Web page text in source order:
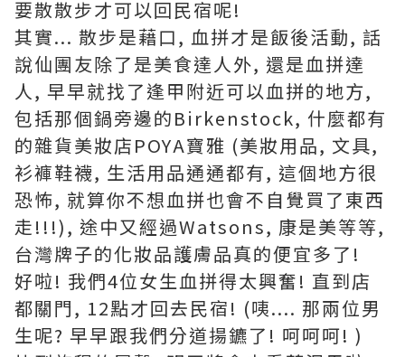
要散散步才可以回民宿呢!
其實... 散步是藉口, 血拼才是飯後活動, 話
說仙團友除了是美食達人外, 還是血拼達
人, 早早就找了逢甲附近可以血拼的地方,
包括那個鍋旁邊的Birkenstock, 什麼都有
的雜貨美妝店POYA寶雅 (美妝用品, 文具,
衫褲鞋襪, 生活用品通通都有, 這個地方很
恐怖, 就算你不想血拼也會不自覺買了東西
走!!!), 途中又經過Watsons, 康是美等等,
台灣牌子的化妝品護膚品真的便宜多了!
好啦! 我們4位女生血拼得太興奮! 直到店
都關門, 12點才回去民宿! (咦.... 那兩位男
生呢? 早早跟我們分道揚鑣了! 呵呵呵! )